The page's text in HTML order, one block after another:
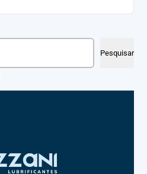
Pesquisar